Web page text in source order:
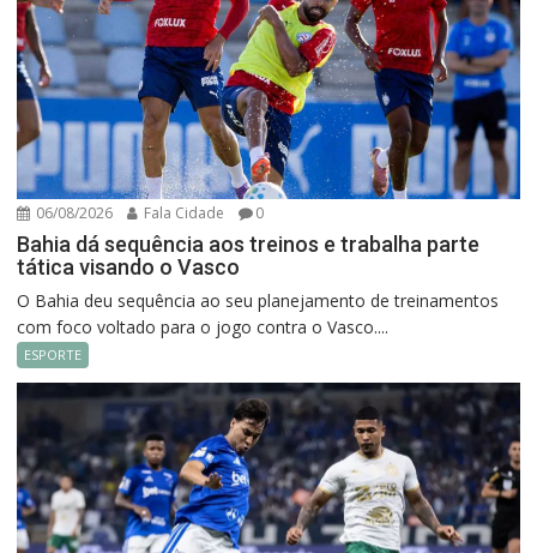
06/08/2026 Fala Cidade 0
Bahia dá sequência aos treinos e trabalha parte
tática visando o Vasco
O Bahia deu sequência ao seu planejamento de treinamentos
com foco voltado para o jogo contra o Vasco....
ESPORTE